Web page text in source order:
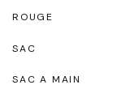
ROUGE
SAC
SAC A MAIN